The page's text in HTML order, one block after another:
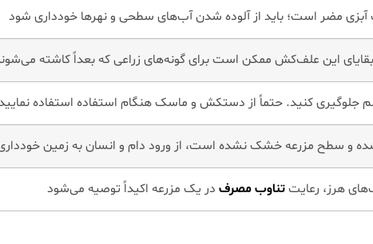
مضر است؛ باید از آلوده شدن آب‌های سطحی و نهرها خودداری شود
این علف‌کش ممکن است برای گونه‌های زراعی که بعداً کاشته
کنید. حتماً از دستکش و ماسک هنگام استفاده استفاده
و سطح مزرعه خشک نشده است، از ورود دام و انسان به زمین
هرز، رعایتتناوب مصرف در یک مزرعه اکیداً توصیه می‌شود